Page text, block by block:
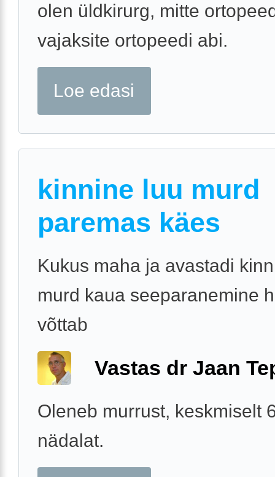
olen üldkirurg, mitte
vajaksite ortopeedi abi.
Loe edasi
kinnine luu murd
paremas käes
Kukus maha ja avastadi
murd kaua seeparanemine
võttab
Vastas dr Jaan
Oleneb murrust, keskmiselt
nädalat.